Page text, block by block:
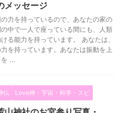
メッセージ
力を持っているので、あなたの家の
中で一人で座っている間にも、人類
る能力を持っています。 あなたは、
を持っています。あなたは振動を上
...
仏 Love神・宇宙・科学・スピ